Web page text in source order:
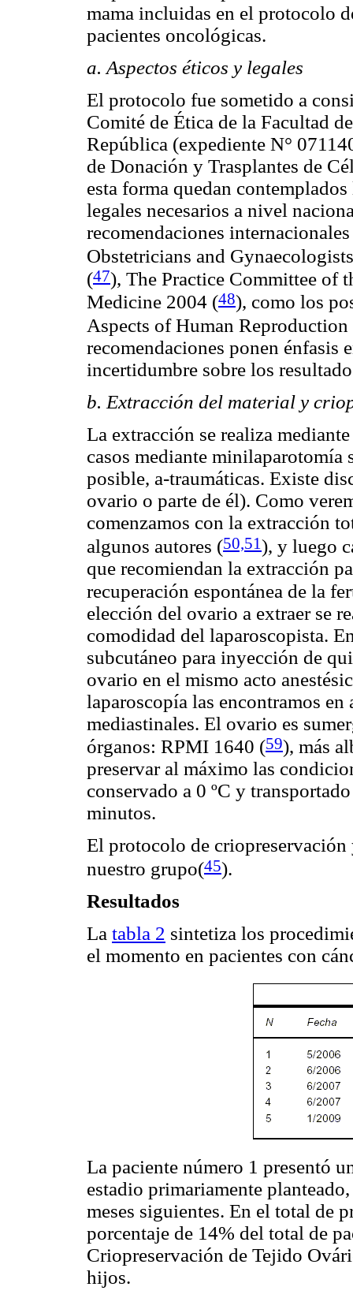
mama incluidas en el protocolo
pacientes oncológicas.
a. Aspectos éticos y legales
El protocolo fue sometido a
Comité de Ética de la Facultad
República (expediente N°
de Donación y Trasplantes de
esta forma quedan
legales necesarios a nivel
recomendaciones
Obstetricians and
(47), The Practice Committee of
Medicine 2004 (48), como los
Aspects of Human
recomendaciones ponen énfasis
incertidumbre sobre los
b. Extracción del material y
La extracción se realiza
casos mediante minilaparotomía
posible, a-traumáticas. Existe
ovario o parte de él). Como
comenzamos con la extracción
algunos autores (50,51), y luego
que recomiendan la extracción
recuperación espontánea de la
elección del ovario a extraer se
comodidad del laparoscopista.
subcutáneo para inyección de
ovario en el mismo acto
laparoscopía las encontramos en
mediastinales. El ovario es
órganos: RPMI 1640 (59), más
preservar al máximo las
conservado a 0 ºC y
minutos.
El protocolo de
nuestro grupo(45).
Resultados
La tabla 2 sintetiza los
el momento en pacientes con
La paciente número 1 presentó
estadio primariamente
meses siguientes. En el total de
porcentaje de 14% del total de
Criopreservación de Tejido
hijos.